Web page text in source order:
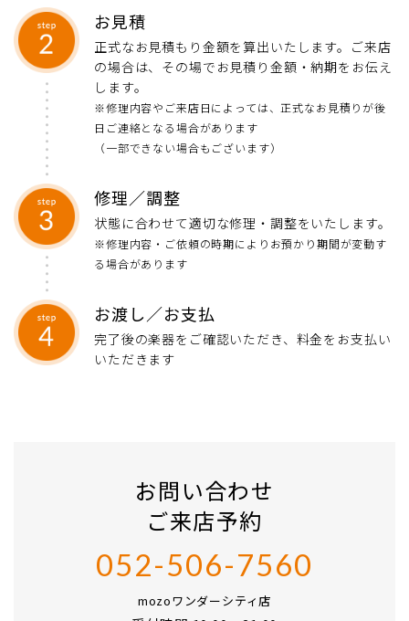
お見積
正式なお見積もり金額を算出いたします。ご来店
の場合は、その場でお見積り金額・納期をお伝え
します。
※修理内容やご来店日によっては、正式なお見積りが後
日ご連絡となる場合があります
（一部できない場合もございます）
修理／調整
状態に合わせて適切な修理・調整をいたします。
※修理内容・ご依頼の時期によりお預かり期間が変動す
る場合があります
お渡し／お支払
完了後の楽器をご確認いただき、料金をお支払い
いただきます
お問い合わせ
ご来店予約
052-506-7560
mozoワンダーシティ店